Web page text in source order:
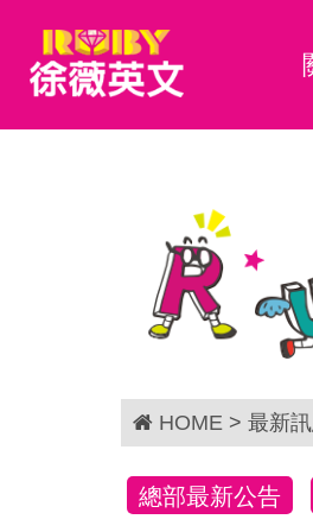
HOME > 最新
總部最新公告